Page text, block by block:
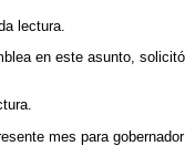
lectura.
en este asunto,
mes para